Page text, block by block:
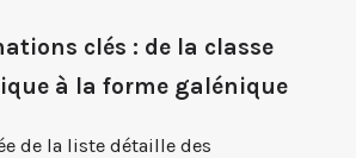
clés : de la classe
à la forme galénique
de la liste détaille des